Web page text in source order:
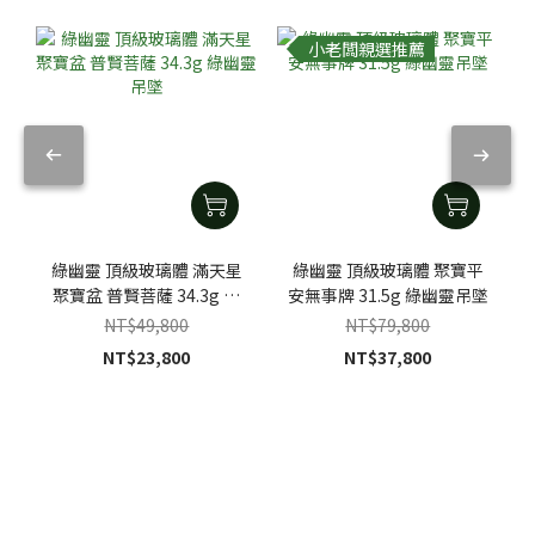
綠幽靈 頂級玻璃體 滿天星
聚寶盆 普賢菩薩 34.3g 綠
幽靈吊墜
NT$49,800
NT$23,800
小老闆親選推薦
綠幽靈 頂級玻璃體 聚寶平
安無事牌 31.5g 綠幽靈吊墜
NT$79,800
NT$37,800